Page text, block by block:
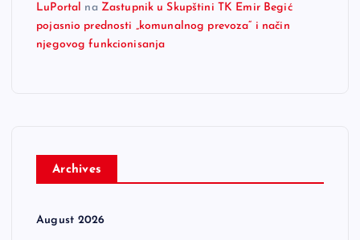
LuPortal na Zastupnik u Skupštini TK Emir Begić
pojasnio prednosti „komunalnog prevoza“ i način
njegovog funkcionisanja
Archives
August 2026